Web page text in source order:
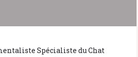
Spécialiste du Chat